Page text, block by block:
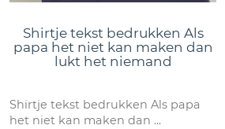
Shirtje tekst bedrukken Als
papa het niet kan maken dan
lukt het niemand
Shirtje tekst bedrukken Als papa
het niet kan maken dan ...